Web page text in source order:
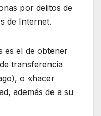
por delitos de
de Internet.
es el de obtener
transferencia
o «hacer
además de a su